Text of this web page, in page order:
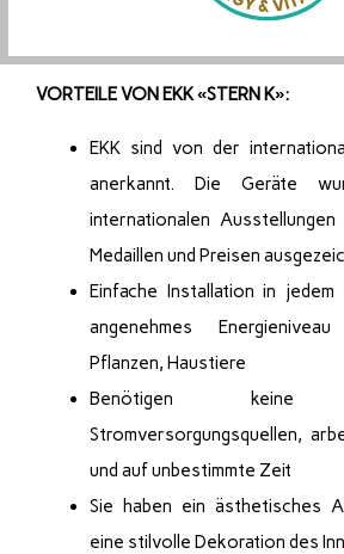
VORTEILE VON EKK «STERN K»:
EKK sind von der
anerkannt. Die Geräte
internationalen
Medaillen und Preisen
Einfache Installation in
angenehmes
Pflanzen, Haustiere
Benötigen keine
Stromversorgungsquellen,
und auf unbestimmte Zeit
Sie haben ein ästhetisches
eine stilvolle Dekoration des